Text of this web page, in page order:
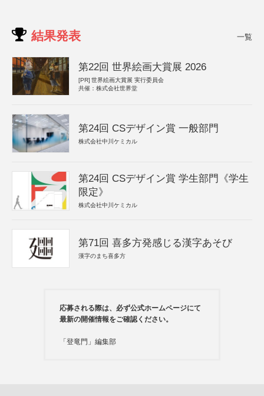
結果発表 一覧
第22回 世界絵画大賞展 2026
[PR] 世界絵画大賞展 実行委員会
共催：株式会社世界堂
第24回 CSデザイン賞 一般部門
株式会社中川ケミカル
第24回 CSデザイン賞 学生部門《学生
限定》
株式会社中川ケミカル
第71回 喜多方発感じる漢字あそび
漢字のまち喜多方
応募される際は、必ず公式ホームページにて
最新の開催情報をご確認ください。
「登竜門」編集部